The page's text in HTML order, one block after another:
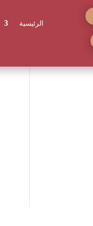
الرئيسية